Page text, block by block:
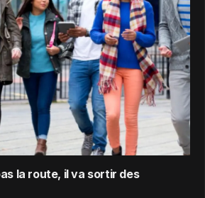
la route, il va sortir des